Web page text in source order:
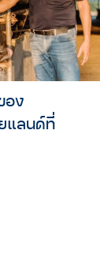
อง
แลนด์ที่